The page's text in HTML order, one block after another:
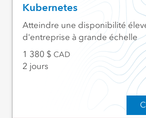
Kubernetes
Atteindre une disponibilité
d'entreprise à grande échelle
1 380
CAD
2 jours